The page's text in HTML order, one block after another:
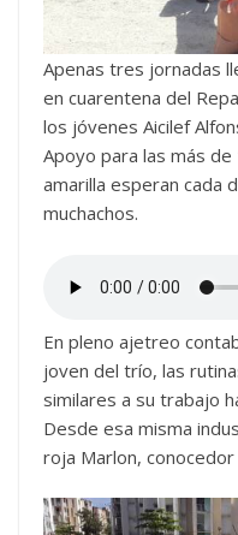
Apenas tres jornadas
en cuarentena del
los jóvenes Aicilef
Apoyo para las más
amarilla esperan cada
muchachos.
En pleno ajetreo
joven del trío, las
similares a su trabajo
Desde esa misma
roja Marlon,